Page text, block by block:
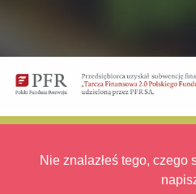
Nie znalazłeś tego, czego